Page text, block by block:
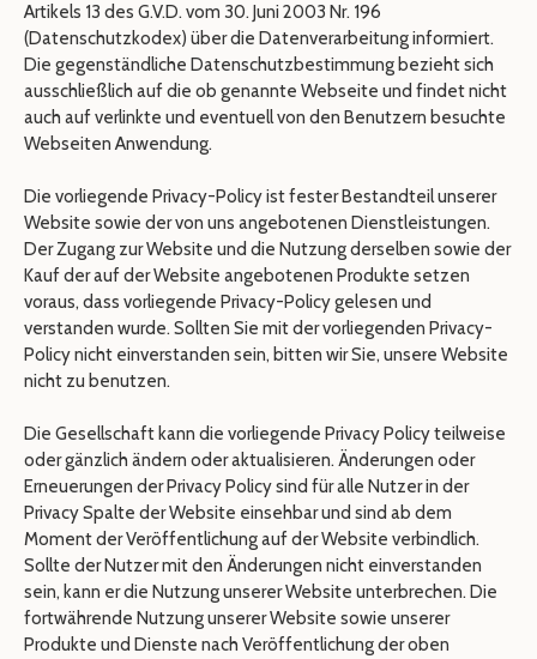
Artikels 13 des G.V.D. vom 30. Juni 2003 Nr. 196
(Datenschutzkodex) über die Datenverarbeitung informiert.
Die gegenständliche Datenschutzbestimmung bezieht sich
ausschließlich auf die ob genannte Webseite und findet nicht
auch auf verlinkte und eventuell von den Benutzern besuchte
Webseiten Anwendung.
Die vorliegende Privacy-Policy ist fester Bestandteil unserer
Website sowie der von uns angebotenen Dienstleistungen.
Der Zugang zur Website und die Nutzung derselben sowie der
Kauf der auf der Website angebotenen Produkte setzen
voraus, dass vorliegende Privacy-Policy gelesen und
verstanden wurde. Sollten Sie mit der vorliegenden Privacy-
Policy nicht einverstanden sein, bitten wir Sie, unsere Website
nicht zu benutzen.
Die Gesellschaft kann die vorliegende Privacy Policy teilweise
oder gänzlich ändern oder aktualisieren. Änderungen oder
Erneuerungen der Privacy Policy sind für alle Nutzer in der
Privacy Spalte der Website einsehbar und sind ab dem
Moment der Veröffentlichung auf der Website verbindlich.
Sollte der Nutzer mit den Änderungen nicht einverstanden
sein, kann er die Nutzung unserer Website unterbrechen. Die
fortwährende Nutzung unserer Website sowie unserer
Produkte und Dienste nach Veröffentlichung der oben